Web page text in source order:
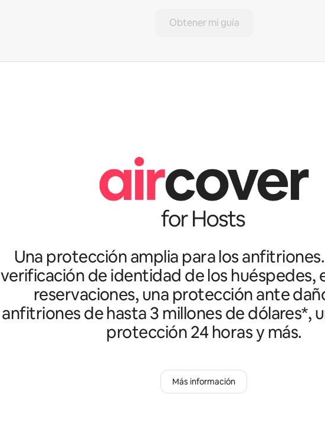
Obtener mi guía
Una protección amplia para los
verificación de identidad de los huéspedes,
reservaciones, una protección ante
anfitriones de hasta 3 millones de dólares*,
protección 24 horas y más.
Más información